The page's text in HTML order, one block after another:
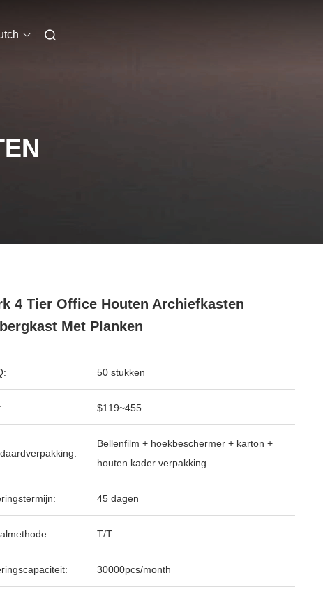
4 Tier Office Houten Archiefkasten
Met Planken
50 stukken
$119~455
Bellenfilm + hoekbeschermer + karton +
houten kader verpakking
45 dagen
T/T
30000pcs/month